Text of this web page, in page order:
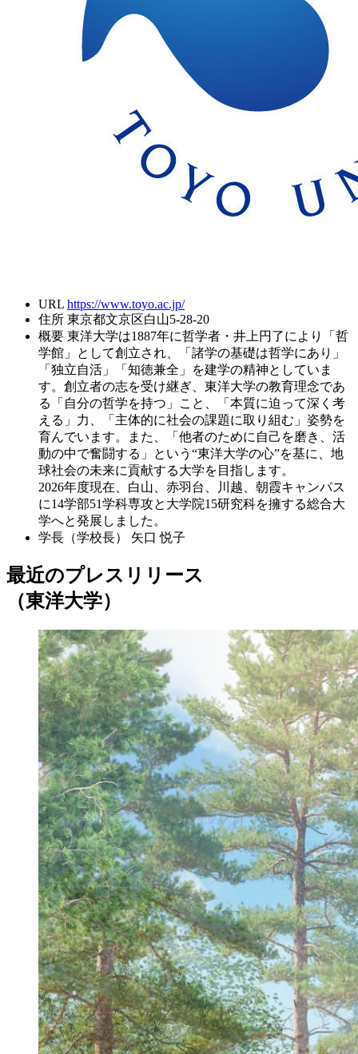
URL https://www.toyo.ac.jp/
住所 東京都文京区白山5-28-20
概要 東洋大学は1887年に哲学者・井上円了により「哲
学館」として創立され、「諸学の基礎は哲学にあり」
「独立自活」「知徳兼全」を建学の精神としていま
す。創立者の志を受け継ぎ、東洋大学の教育理念であ
る「自分の哲学を持つ」こと、「本質に迫って深く考
える」力、「主体的に社会の課題に取り組む」姿勢を
育んでいます。また、「他者のために自己を磨き、活
動の中で奮闘する」という“東洋大学の心”を基に、地
球社会の未来に貢献する大学を目指します。
2026年度現在、白山、赤羽台、川越、朝霞キャンパス
に14学部51学科専攻と大学院15研究科を擁する総合大
学へと発展しました。
学長（学校長）
矢口 悦子
最近のプレスリリース
（東洋大学）